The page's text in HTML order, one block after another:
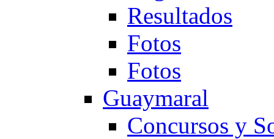
Resultados
Fotos
Fotos
Guaymaral
Concursos y